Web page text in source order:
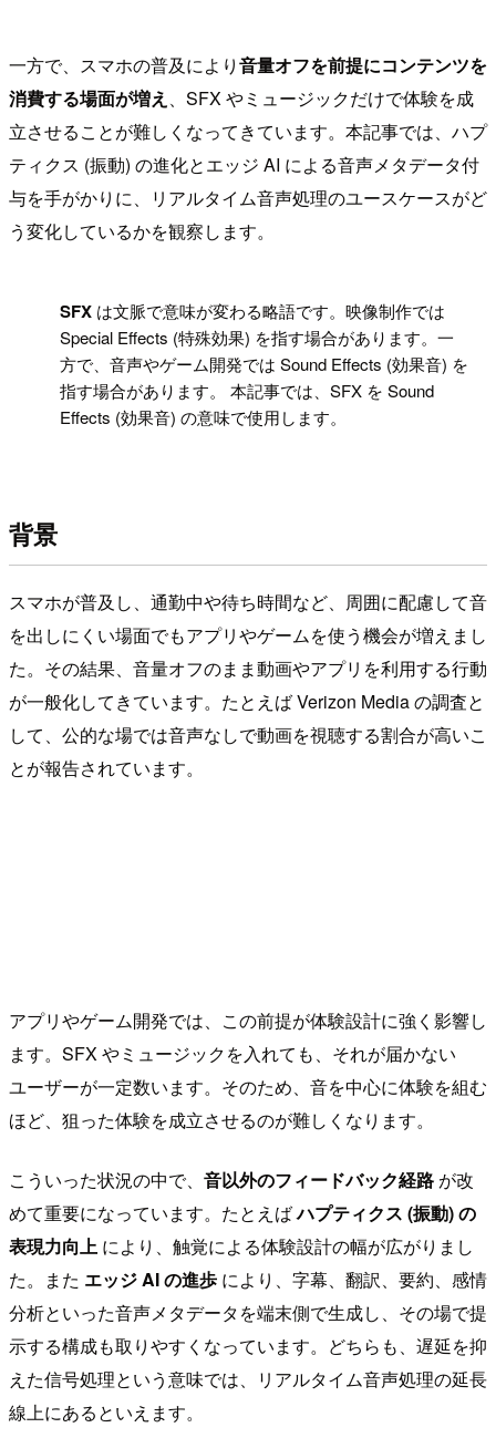
一方で、スマホの普及により音量オフを前提にコンテンツを
消費する場面が増え 、SFX やミュージックだけで体験を成
立させることが難しくなってきています。本記事では、ハプ
ティクス (振動) の進化とエッジ AI による音声メタデータ付
与を手がかりに、リアルタイム音声処理のユースケースがど
う変化しているかを観察します。
SFX は文脈で意味が変わる略語です。映像制作では
Special Effects (特殊効果) を指す場合があります。一
方で、音声やゲーム開発では Sound Effects (効果音) を
指す場合があります。 本記事では、SFX を Sound
Effects (効果音) の意味で使用します。
背景
スマホが普及し、通勤中や待ち時間など、周囲に配慮して音
を出しにくい場面でもアプリやゲームを使う機会が増えまし
た。その結果、音量オフのまま動画やアプリを利用する行動
が一般化してきています。たとえば Verizon Media の調査と
して、公的な場では音声なしで動画を視聴する割合が高いこ
とが報告されています。
アプリやゲーム開発では、この前提が体験設計に強く影響し
ます。SFX やミュージックを入れても、それが届かない
ユーザーが一定数います。そのため、音を中心に体験を組む
ほど、狙った体験を成立させるのが難しくなります。
こういった状況の中で、 音以外のフィードバック経路 が改
めて重要になっています。たとえばハプティクス (振動) の
表現力向上 により、触覚による体験設計の幅が広がりまし
た。また エッジ AI の進歩 により、字幕、翻訳、要約、感情
分析といった音声メタデータを端末側で生成し、その場で提
示する構成も取りやすくなっています。どちらも、遅延を抑
えた信号処理という意味では、リアルタイム音声処理の延長
線上にあるといえます。